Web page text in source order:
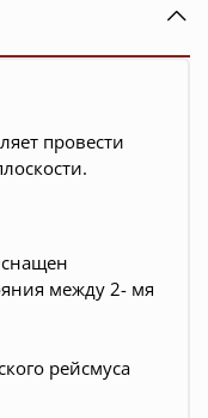
провести
между 2- мя
рейсмуса